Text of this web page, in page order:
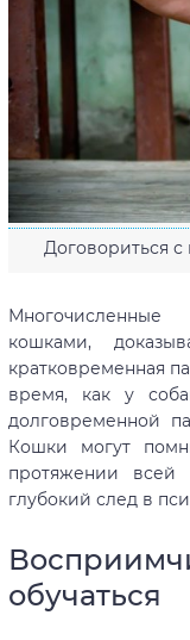
Договориться
кошками,
кратковременная
время, как у
долговременной
Кошки могут
протяжении
глубокий след в
обучаться